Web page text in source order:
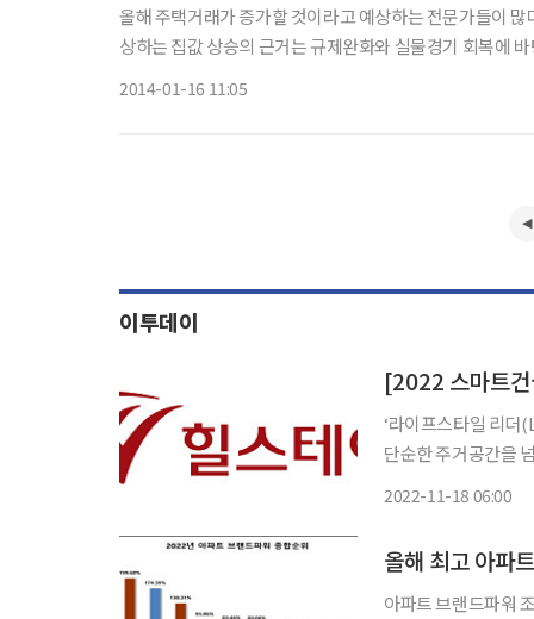
올해 주택거래가 증가할 것이라고 예상하는 전문가들이 많다.
상하는 집값 상승의 근거는 규제완화와 실물경기 회복에
2014-01-16 11:05
이투데이
‘라이프스타일 리
단순한 주거공간을 넘어
2022-11-18 06:00
올해 최고 아파
아파트 브랜드파워 조사결